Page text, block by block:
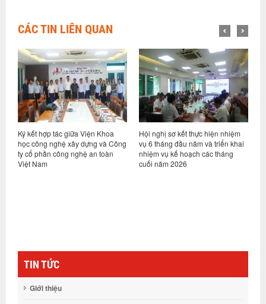
CÁC TIN LIÊN QUAN
Ký kết hợp tác giữa Viện Khoa
học công nghệ xây dựng và Công
ty cổ phần công nghệ an toàn
Việt Nam
Hội nghị sơ kết thực hiện nhiệm
vụ 6 tháng đầu năm và triển khai
nhiệm vụ kế hoạch các tháng
cuối năm 2026
TIN TỨC
Giới thiệu